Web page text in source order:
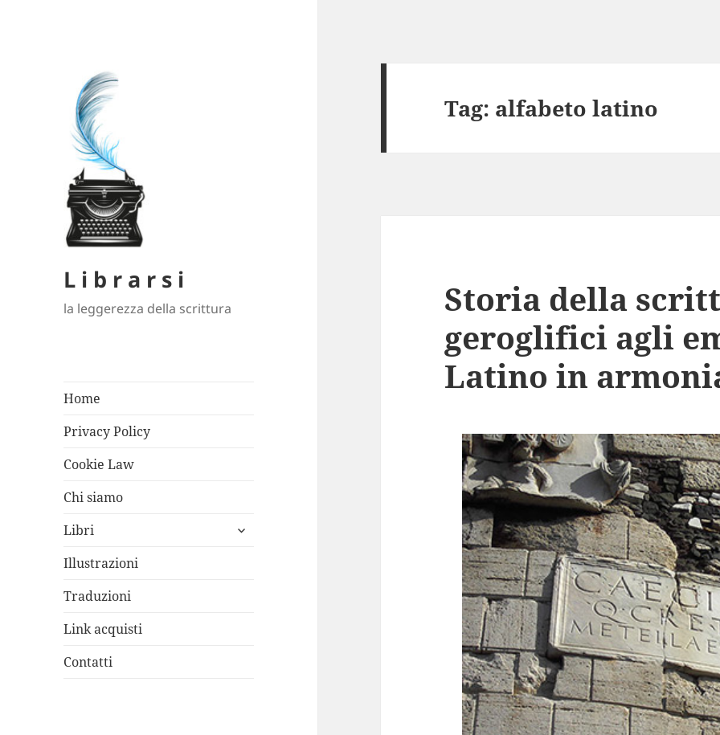
L i b r a r s i
la leggerezza della scrittura
Home
Privacy Policy
Cookie Law
Chi siamo
Libri
apri
Illustrazioni
Traduzioni
Link acquisti
Contatti
Tag: alfabeto latino
Storia della
geroglifici agli
Latino in